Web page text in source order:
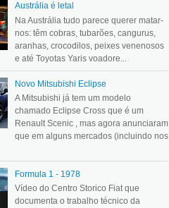
Austrália é letal
Na Austrália tudo parece querer matar-
nos: têm cobras, tubarões, cangurus,
aranhas, crocodilos, peixes venenosos
e até Toyotas Yaris voadore...
Novo Mitsubishi Eclipse
A Mitsubishi já tem um modelo
chamado Eclipse Cross que é um
Renault Scenic , mas agora anunciaram
que em alguns mercados (incluindo nos
Formula 1 - 1978
Vídeo do Centro Storico Fiat que
documenta o trabalho técnico da